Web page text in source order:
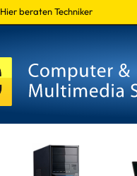
Hier beraten Techniker